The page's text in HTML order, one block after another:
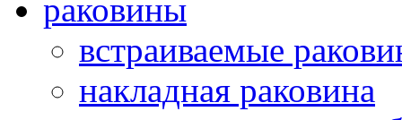
раковины
встраиваемые
накладная раковина